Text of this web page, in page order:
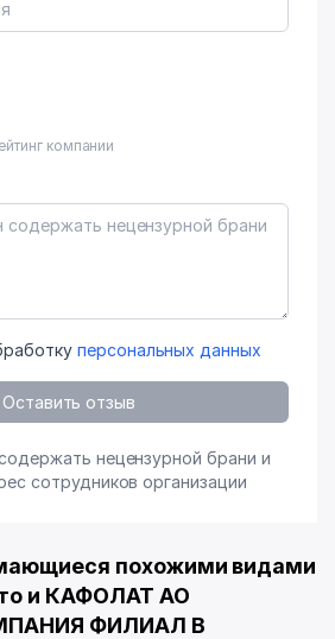
компании
персональных данных
Оставить отзыв
нецензурной брани и
сотрудников организации
похожими видами
и КАФОЛАТ АО
ФИЛИАЛ В